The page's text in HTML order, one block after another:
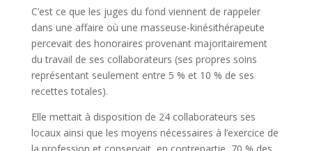
C’est ce que les juges du fond viennent de rappeler
dans une affaire où une masseuse-kinésithérapeute
percevait des honoraires provenant majoritairement
du travail de ses collaborateurs (ses propres soins
représentant seulement entre 5 % et 10 % de ses
recettes totales).
Elle mettait à disposition de 24 collaborateurs ses
locaux ainsi que les moyens nécessaires à l’exercice de